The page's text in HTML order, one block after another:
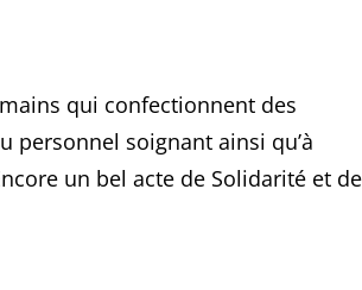
qui confectionnent des
personnel soignant ainsi qu’à
un bel acte de Solidarité et de